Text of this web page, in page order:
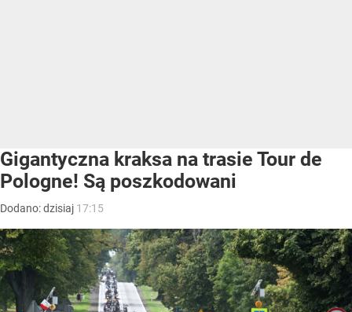
Gigantyczna kraksa na trasie Tour de
Pologne! Są poszkodowani
Dodano:dzisiaj 17:15